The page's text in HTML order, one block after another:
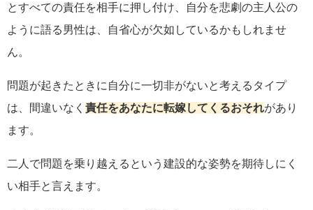
とすべての責任を相手に押し付け、自分を悲劇の主人公の
ように語る男性は、自省心が欠如しているかもしれませ
ん。
問題が起きたときに自分に一切非がないと考えるタイプ
は、間違いなく 責任をあなたに転嫁してくるおそれがあり
ます。
二人で問題を乗り越えるという建設的な姿勢を期待しにく
い相手と言えます。